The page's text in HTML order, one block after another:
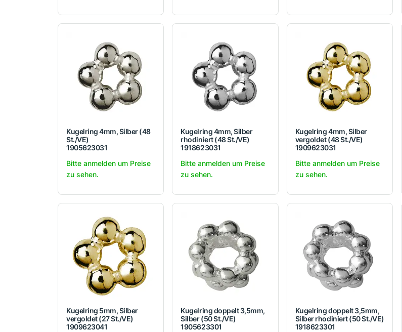
Kugelring 4mm, Silber (48
St./VE)
1905623031
Bitte anmelden um Preise
zu sehen.
Kugelring 4mm, Silber
rhodiniert (48 St./VE)
1918623031
Bitte anmelden um Preise
zu sehen.
Kugelring 4mm, Silber
vergoldet (48 St./VE)
1909623031
Bitte anmelden um Preise
zu sehen.
Kugelring 5mm, Silber
vergoldet (27 St./VE)
1909623041
Kugelring doppelt 3,5mm,
Silber (50 St./VE)
1905623301
Kugelring doppelt 3,5mm,
Silber rhodiniert (50 St./VE)
1918623301